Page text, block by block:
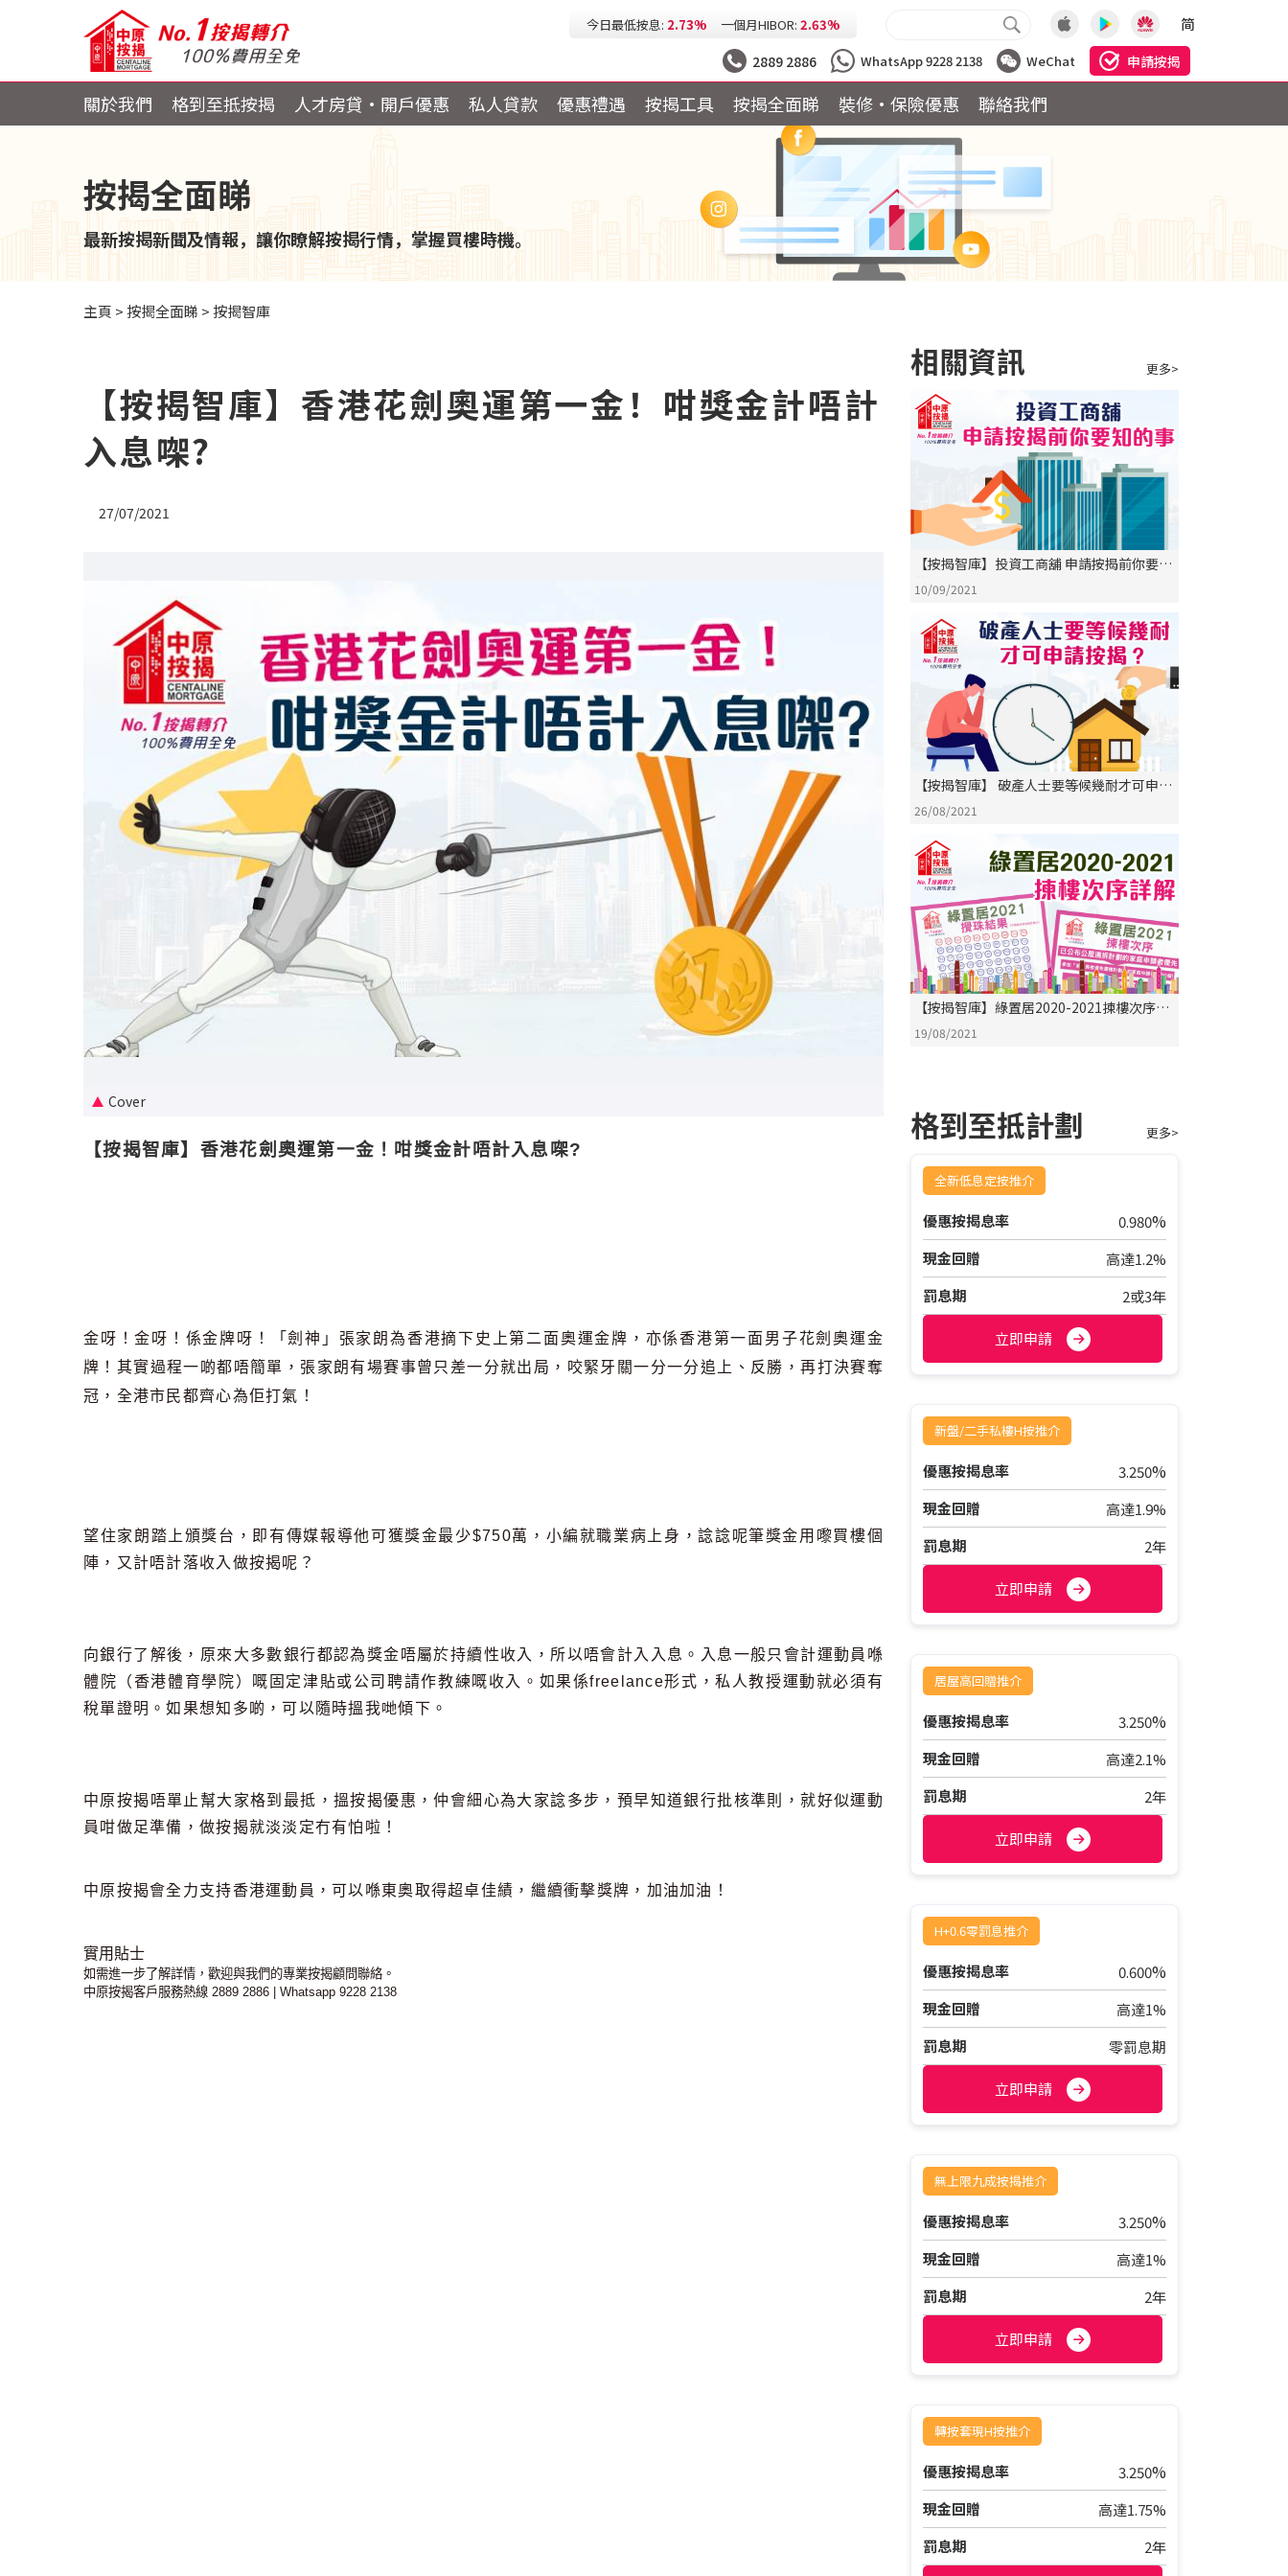
今日最低按息: 2.73% 一個月HIBOR: 2.63%
今日最低H按: 3.25%
简
2889 2886 WhatsApp 9228 2138 WeChat 申請按揭
關於我們 格到至抵按揭 人才房貸・開戶優惠 私人貸款 優惠禮遇 按揭工具 按揭全面睇 裝修·保險優惠 聯絡我們
按揭全面睇
最新按揭新聞及情報，讓你瞭解按揭行情，掌握買樓時機。
主頁 >按揭全面睇 >按揭智庫
【按揭智庫】香港花劍奧運第一金！咁獎金計唔計
入息㗎?
27/07/2021
Cover
【按揭智庫】香港花劍奧運第一金！咁獎金計唔計入息㗎?
金呀！金呀！係金牌呀！「劍神」張家朗為香港摘下史上第二面奧運金牌，亦係香港第一面男子花劍奧運金
牌！其實過程一啲都唔簡單，張家朗有場賽事曾只差一分就出局，咬緊牙關一分一分追上、反勝，再打決賽奪
冠，全港市民都齊心為佢打氣！
望住家朗踏上頒獎台，即有傳媒報導他可獲獎金最少$750萬，小編就職業病上身，諗諗呢筆獎金用嚟買樓個
陣，又計唔計落收入做按揭呢？
向銀行了解後，原來大多數銀行都認為獎金唔屬於持續性收入，所以唔會計入入息。入息一般只會計運動員喺
體院（香港體育學院）嘅固定津貼或公司聘請作教練嘅收入。如果係freelance形式，私人教授運動就必須有
稅單證明。如果想知多啲，可以隨時搵我哋傾下。
中原按揭唔單止幫大家格到最抵，搵按揭優惠，仲會細心為大家諗多步，預早知道銀行批核準則，就好似運動
員咁做足準備，做按揭就淡淡定冇有怕啦！
中原按揭會全力支持香港運動員，可以喺東奧取得超卓佳績，繼續衝擊獎牌，加油加油！
實用貼士
如需進一步了解詳情，歡迎與我們的專業按揭顧問聯絡。
中原按揭客戶服務熱線 2889 2886 | Whatsapp 9228 2138
相關資訊 更多>
【按揭智庫】投資工商舖 申請按揭前你要知
的事
10/09/2021
【按揭智庫】 破產人士要等候幾耐才可申請
按揭？
26/08/2021
【按揭智庫】綠置居2020-2021揀樓次序詳
解
19/08/2021
格到至抵計劃 更多>
全新低息定按推介
優惠按揭息率 0.980%
現金回贈
高達1.2%
罰息期
2或3年
立即申請
新盤/二手私樓H按推介
優惠按揭息率 3.250%
現金回贈
高達1.9%
罰息期
2年
立即申請
居屋高回贈推介
優惠按揭息率 3.250%
現金回贈
高達2.1%
罰息期
2年
立即申請
H+0.6零罰息推介
優惠按揭息率 0.600%
現金回贈
高達1%
罰息期
零罰息期
立即申請
無上限九成按揭推介
優惠按揭息率 3.250%
現金回贈
高達1%
罰息期
2年
立即申請
轉按套現H按推介
優惠按揭息率 3.250%
現金回贈
高達1.75%
罰息期
2年